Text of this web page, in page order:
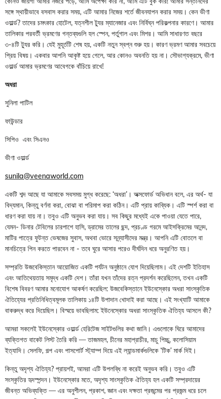
সঙ্গে স্থায়ীভাবে বসবাস করার সময়, এটি আমার নিজের শর্তে জীবনযাপন করার সময়। কেন ভীণা
ওয়ার্ল্ড? তাদের চমৎকার হোটেল, যত্নশীল ট্যুর ম্যানেজার এবং নির্বিঘ্ন পরিকল্পনার কারণে। আমার
তালিকার পরবর্তী ভ্রমণের গন্তব্যগুলি হল স্পেন, পর্তুগাল এবং মিশর। আমি সাধারণত বছরে
৩-৪টি ট্যুর করি। যেই মুহূর্তটি শেষ হয়, একটি নতুন স্বপ্ন শুরু হয়। কারণ ভ্রমণ আমার সবচেয়ে
প্রিয় বিষয়। একবার আপনি আকৃষ্ট হয়ে গেলে, আর কোনও অবনতি হয় না। সৌভাগ্যক্রমে, ভীণা
ওয়ার্ল্ড আমার ভ্রমণের আবেগকে বাঁচিয়ে রাখে!
অধরা
সুনিলা পাটিল
ফাউন্ডার
সিপিও এবং সিএনও
ভীণা ওয়ার্ল্ড
sunila@veenaworld.com
একটি শব্দ আছে যা আমাকে সবসময় মুগ্ধ করেছে: ‘অধরা’। অক্সফোর্ড অভিধান বলে, এর অর্থ- যা
বিদ্যমান, কিন্তু বর্ণনা করা, বোঝা বা পরিমাপ করা কঠিন। এটি প্রায় কাব্যিক। এটি স্পর্শ করা বা
ধারণ করা যায় না। তবুও এটি অনুভব করা যায়। সব কিছুর মধ্যেই একে পাওয়া যেতে পারে,
যেমন- ডিনার টেবিলের চারপাশে হাসি, ড্রামের তালের ছন্দ, প্রচণ্ড গরমে আইসক্রিমের আনন্দ,
মাটির পাত্রে ফুটন্ত ভেষজের সুবাস, অথবা ভোরে সন্ন্যাসীদের মন্ত্র। আপনি এটি বোতলে বা
মানচিত্রে পিন করতে পারবেন না - তবে ঘুরে আসার পরেও দীর্ঘদিন ধরে অনুরণিত হয়।
সম্প্রতি উজবেকিস্তান আয়োজিত একটি পর্যটন অনুষ্ঠানে যোগ দিয়েছিলাম। এই দেশটি ইতিহাস
এবং আতিথেয়তায় সমৃদ্ধ একটি দেশ। তাঁরা যখন তাঁদের রত্ন প্রদর্শন করেছিলেন, তখন একটি
বিশেষ বিবরণ আমার মনোযোগ আকর্ষণ করেছিল: উজবেকিস্তানে ইউনেস্কোর অধরা সাংস্কৃতিক
ঐতিহ্যের প্রতিনিধিত্বমূলক তালিকায় ১৪টি উপাদান খোদাই করা আছে। এই সংখ্যাটি আমাকে
বাকরুদ্ধ করে দিয়েছিল। বিস্ময়ে ভাবছিলাম: ইউনেস্কোর অধরা সাংস্কৃতিক ঐতিহ্য আসলে কী?
আমরা সকলেই ইউনেস্কোর ওয়ার্ল্ড হেরিটেজ সাইটগুলির কথা জানি। এগুলোকে ঘিরে আমাদের
ব্যক্তিগত বাকেট লিস্ট তৈরি করি — তাজমহল, চীনের মহাপ্রাচীর, মাচু পিচ্চু, কলোসিয়াম
ইত্যাদি। সেলফি, গল্প এবং পাসপোর্ট স্ট্যাম্প দিয়ে এই ল্যান্ডমার্কগুলিকে ‘টিক’ মার্ক দিই।
কিন্তু অদৃশ্য ঐতিহ্য? প্রায়শই, আমরা এটি উপলব্ধি না করেই অনুভব করি। তবুও এটি
সংস্কৃতির হৃদস্পন্দন। ইউনেস্কোর মতে, অদৃশ্য সাংস্কৃতিক ঐতিহ্য হল একটি সম্প্রদায়ের
জীবন্ত অভিব্যক্তি — এর অনুশীলন, প্রকাশ, জ্ঞান এবং দক্ষতা প্রজন্মের পর প্রজন্ম ধরে চলে